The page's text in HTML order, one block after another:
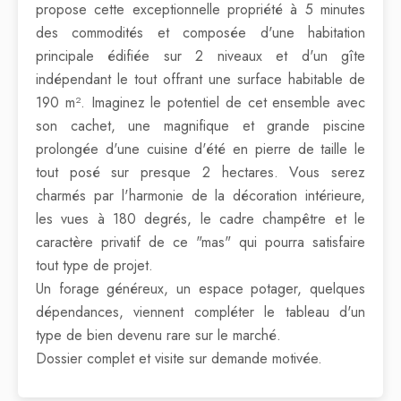
propose cette exceptionnelle propriété à 5 minutes
des commodités et composée d'une habitation
principale édifiée sur 2 niveaux et d'un gîte
indépendant le tout offrant une surface habitable de
190 m². Imaginez le potentiel de cet ensemble avec
son cachet, une magnifique et grande piscine
prolongée d'une cuisine d'été en pierre de taille le
tout posé sur presque 2 hectares. Vous serez
charmés par l'harmonie de la décoration intérieure,
les vues à 180 degrés, le cadre champêtre et le
caractère privatif de ce "mas" qui pourra satisfaire
tout type de projet.
Un forage généreux, un espace potager, quelques
dépendances, viennent compléter le tableau d'un
type de bien devenu rare sur le marché.
Dossier complet et visite sur demande motivée.